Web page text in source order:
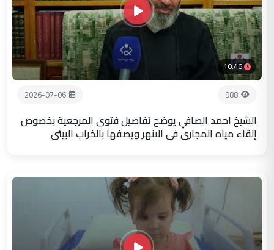
10:46
988
2026-07-06
الشيخ احمد الصافي يوضح تفاصيل فتوى المرجعية بخصوص
إلقاء مياه المجاري في الانهر ويصفها بالخراب البيئي